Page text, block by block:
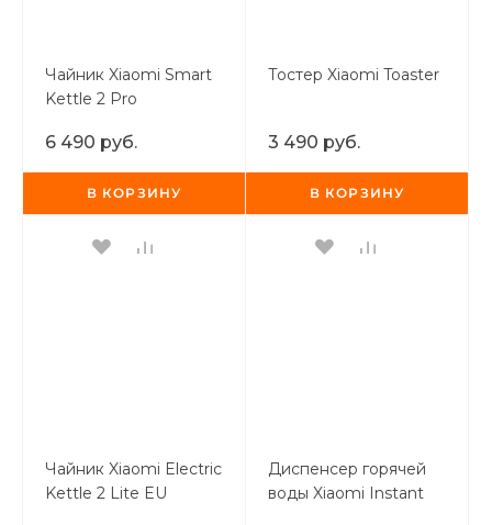
в корзину
Оплачивайте сегодня только
выбранный способом
Подробнее
Чайник Xiaomi Smart
Kettle 2 Pro
6 490 руб.
В КОРЗИНУ
Тостер Xiaomi Toaster
3 490 руб.
В КОРЗИНУ
Чайник Xiaomi Electric
Kettle 2 Lite EU
Диспенсер горячей
воды Xiaomi Instant